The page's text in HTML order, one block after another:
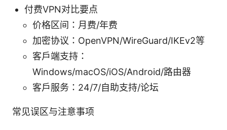
付费VPN对比要点
价格区间：月费/年费
加密协议：OpenVPN/WireGuard/IKEv2等
客户端支持：
Windows/macOS/iOS/Android/路由器
客户服务：24/7/自助支持/论坛
常见误区与注意事项